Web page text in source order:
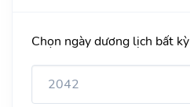
Chọn ngày dương lịch bất kỳ